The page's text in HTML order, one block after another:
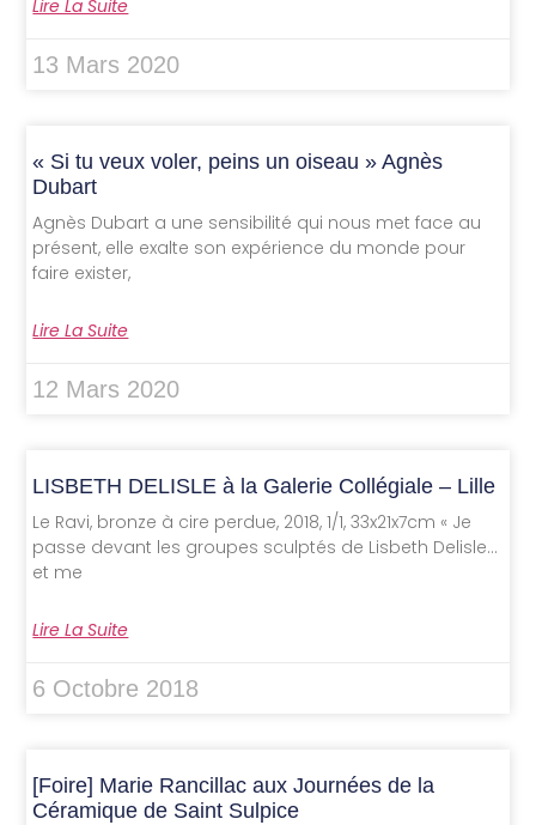
Lire La Suite
13 Mars 2020
« Si tu veux voler, peins un oiseau » Agnès
Dubart
Agnès Dubart a une sensibilité qui nous met face au
présent, elle exalte son expérience du monde pour
faire exister,
Lire La Suite
12 Mars 2020
LISBETH DELISLE à la Galerie Collégiale – Lille
Le Ravi, bronze à cire perdue, 2018, 1/1, 33x21x7cm « Je
passe devant les groupes sculptés de Lisbeth Delisle…
et me
Lire La Suite
6 Octobre 2018
[Foire] Marie Rancillac aux Journées de la
Céramique de Saint Sulpice